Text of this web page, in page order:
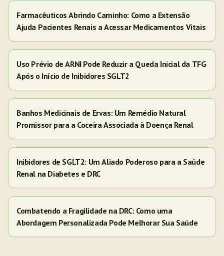
Farmacêuticos Abrindo Caminho: Como a Extensão
Ajuda Pacientes Renais a Acessar Medicamentos Vitais
Uso Prévio de ARNI Pode Reduzir a Queda Inicial da TFG
Após o Início de Inibidores SGLT2
Banhos Medicinais de Ervas: Um Remédio Natural
Promissor para a Coceira Associada à Doença Renal
Inibidores de SGLT2: Um Aliado Poderoso para a Saúde
Renal na Diabetes e DRC
Combatendo a Fragilidade na DRC: Como uma
Abordagem Personalizada Pode Melhorar Sua Saúde